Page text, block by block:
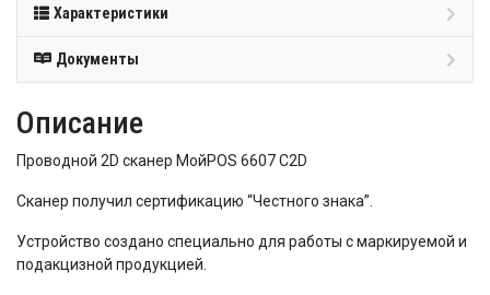
Характеристики
Документы
Описание
Проводной 2D сканер МойPOS 6607 C2D
Сканер получил сертификацию “Честного знака”.
Устройство создано специально для работы с маркируемой и
подакцизной продукцией.